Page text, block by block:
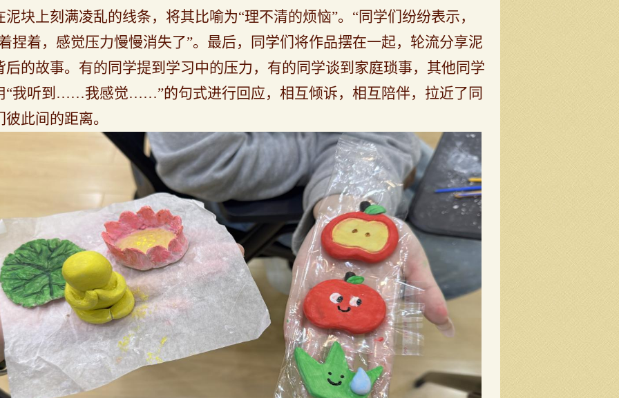
泥块上刻满凌乱的线条，将其比喻为“理不清的烦恼”。“同学们纷纷表示，
捏着，感觉压力慢慢消失了”。 最后， 同学们将作品摆在一起，轮流分享泥
后的故事。有的同学提到 学习中的压力，有的同学谈到家庭琐事，其他同学
“我听到……我感觉……”的句式进行回应，相互倾诉，相互陪伴，拉近了同
彼此间的距离。